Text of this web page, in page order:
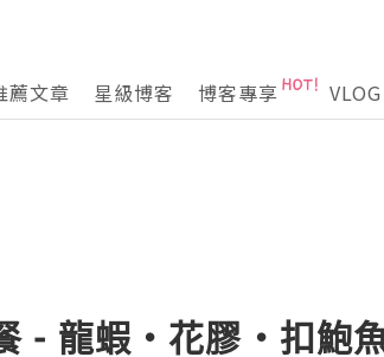
薦文章 星級博客 博客專享 VLOG
- 龍蝦・花膠・扣鮑